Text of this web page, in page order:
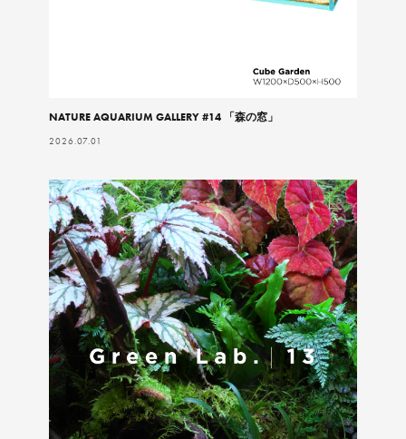
NATURE AQUARIUM GALLERY #14 「森の窓」
2026.07.01